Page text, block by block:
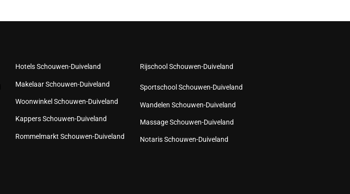
Hotels Schouwen-Duiveland
Makelaar Schouwen-Duiveland
Woonwinkel Schouwen-Duiveland
Kappers Schouwen-Duiveland
Rommelmarkt Schouwen-Duiveland
Rijschool Schouwen-Duiveland
Sportschool Schouwen-Duiveland
Wandelen Schouwen-Duiveland
Massage Schouwen-Duiveland
Notaris Schouwen-Duiveland